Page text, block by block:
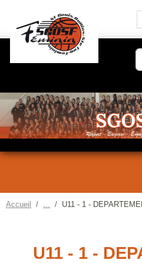
Accueil U11 - 1 -
U11 - 1 -